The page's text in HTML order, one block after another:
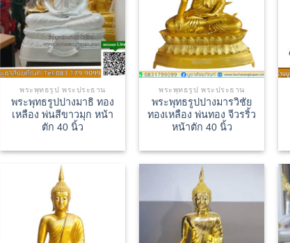
พระพุทธรูป พระประธาน
พระพุทธรูปปางมาธิ ทอง
เหลือง พ่นสีขาวมุก หน้า
ตัก 40 นิ้ว
พระพุทธรูป พระประธาน
พระพุทธรูปปางมารวิชัย
ทองเหลือง พ่นทอง จีวรริ้ว
หน้าตัก 40 นิ้ว